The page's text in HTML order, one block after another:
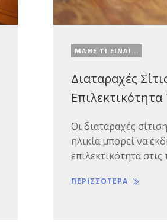
ΜΑΘΕ ΤΙ ΕΙΝΑΙ...
Διαταραχές
Οι διαταραχές
ηλικία μπορεί να
επιλεκτικότητα στις
ΠΕΡΙΣΣΟΤΕΡΑ